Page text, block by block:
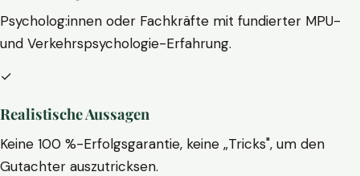
Psycholog:innen oder Fachkräfte mit fundierter MPU-
und Verkehrspsychologie-Erfahrung.
✓
Realistische Aussagen
Keine 100 %-Erfolgsgarantie, keine „Tricks", um den
Gutachter auszutricksen.